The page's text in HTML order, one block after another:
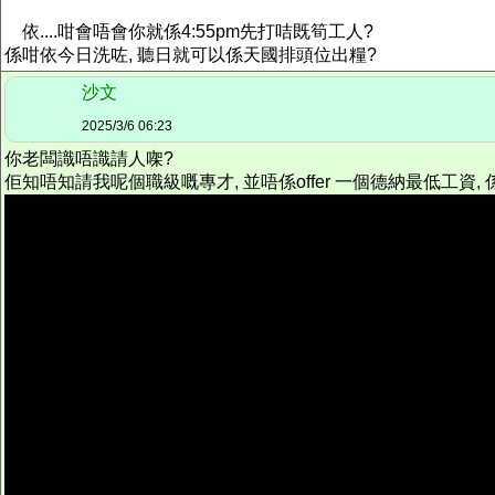
依....咁會唔會你就係4:55pm先打咭既筍工人?
係咁依今日洗咗, 聽日就可以係天國排頭位出糧?
沙文
2025/3/6 06:23
你老闆識唔識請人 㗎?
佢知唔知請我呢個職級嘅專才, 並唔係offer 一個德納最低工資,